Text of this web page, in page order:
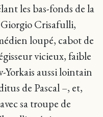
les bas-fonds de la
Crisafulli,
loupé, cabot de
vicieux, faible
Yorkais aussi lointain
de Pascal –, et,
sa troupe de